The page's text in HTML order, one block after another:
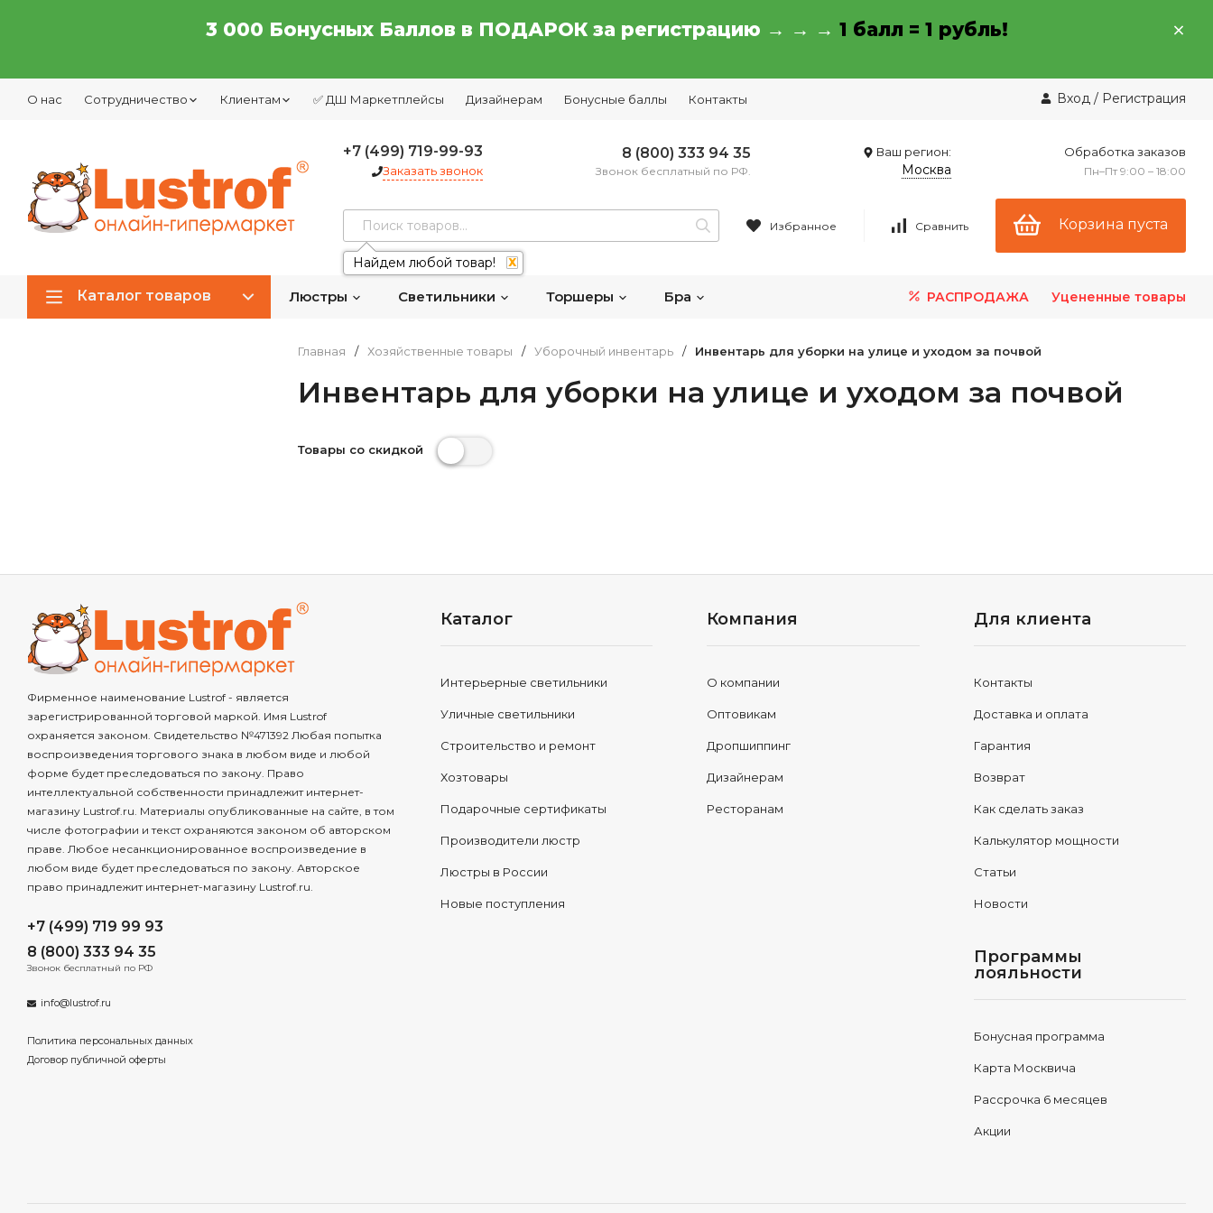
3 000 Бонусных Баллов в ПОДАРОК за регистрацию → → → 1 балл = 1 рубль!
О нас Сотрудничество Клиентам ✅ ДШ Маркетплейсы Дизайнерам Бонусные баллы Контакты Вход / Регистрация
+7 (499) 719-99-93
Заказать звонок
8 (800) 333 94 35
Звонок бесплатный по РФ.
Ваш регион:
Москва
Обработка заказов
Пн–Пт 9:00 – 18:00
Найдем любой товар! X
Избранное Сравнить Корзина пуста
Каталог товаров Люстры Светильники Торшеры Бра РАСПРОДАЖА Уцененные товары
Главная / Хозяйственные товары / Уборочный инвентарь / Инвентарь для уборки на улице и уходом за почвой
Инвентарь для уборки на улице и уходом за почвой
Товары со скидкой
Фирменное наименование Lustrof - является
зарегистрированной торговой маркой. Имя Lustrof
охраняется законом. Свидетельство №471392 Любая попытка
воспроизведения торгового знака в любом виде и любой
форме будет преследоваться по закону. Право
интеллектуальной собственности принадлежит интернет-
магазину Lustrof.ru. Материалы опубликованные на сайте, в том
числе фотографии и текст охраняются законом об авторском
праве. Любое несанкционированное воспроизведение в
любом виде будет преследоваться по закону. Авторское
право принадлежит интернет-магазину Lustrof.ru.
+7 (499) 719 99 93
8 (800) 333 94 35
Звонок бесплатный по РФ
info@lustrof.ru
Политика персональных данных
Договор публичной оферты
Каталог
Интерьерные светильники
Уличные светильники
Строительство и ремонт
Хозтовары
Подарочные сертификаты
Производители люстр
Люстры в России
Новые поступления
Компания
О компании
Оптовикам
Дропшиппинг
Дизайнерам
Ресторанам
Для клиента
Контакты
Доставка и оплата
Гарантия
Возврат
Как сделать заказ
Калькулятор мощности
Статьи
Новости
Программы
лояльности
Бонусная программа
Карта Москвича
Рассрочка 6 месяцев
Акции